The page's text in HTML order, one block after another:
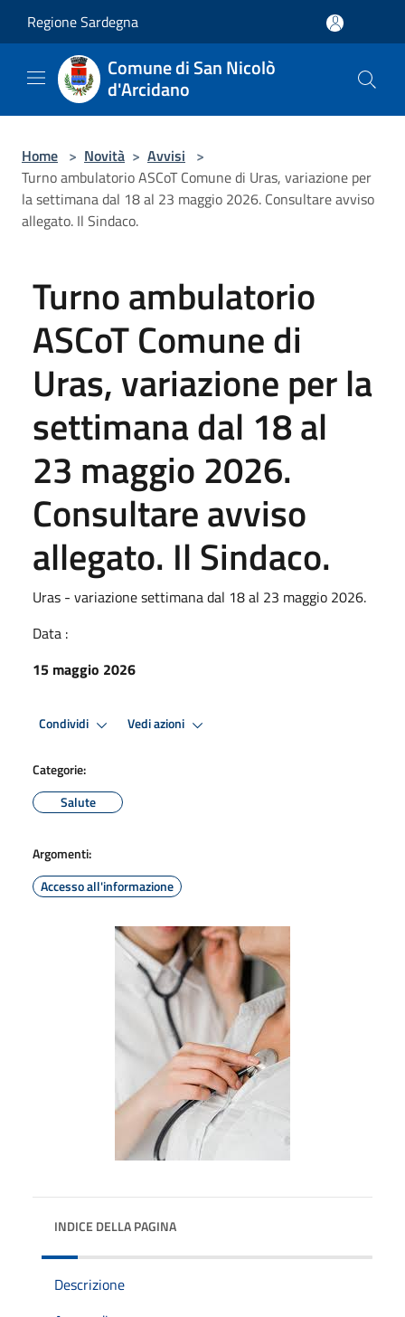
Regione Sardegna
Comune di San Nicolò
d'Arcidano
Home > Novità > Avvisi >
Turno ambulatorio ASCoT Comune di Uras, variazione per
la settimana dal 18 al 23 maggio 2026. Consultare avviso
allegato. Il Sindaco.
Turno ambulatorio
ASCoT Comune di
Uras, variazione per la
settimana dal 18 al
23 maggio 2026.
Consultare avviso
allegato. Il Sindaco.
Uras - variazione settimana dal 18 al 23 maggio 2026.
Data :
15 maggio 2026
Condividi Vedi azioni
Categorie:
Salute
Argomenti:
Accesso all'informazione
INDICE DELLA PAGINA
Descrizione